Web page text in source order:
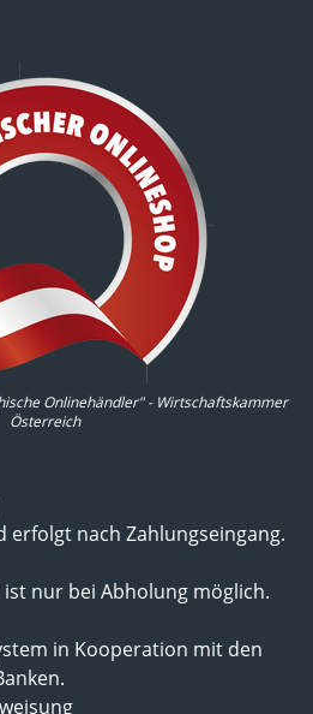
Onlinehändler" - Wirtschaftskammer
Österreich
erfolgt nach Zahlungseingang.
nur bei Abholung möglich.
in Kooperation mit den